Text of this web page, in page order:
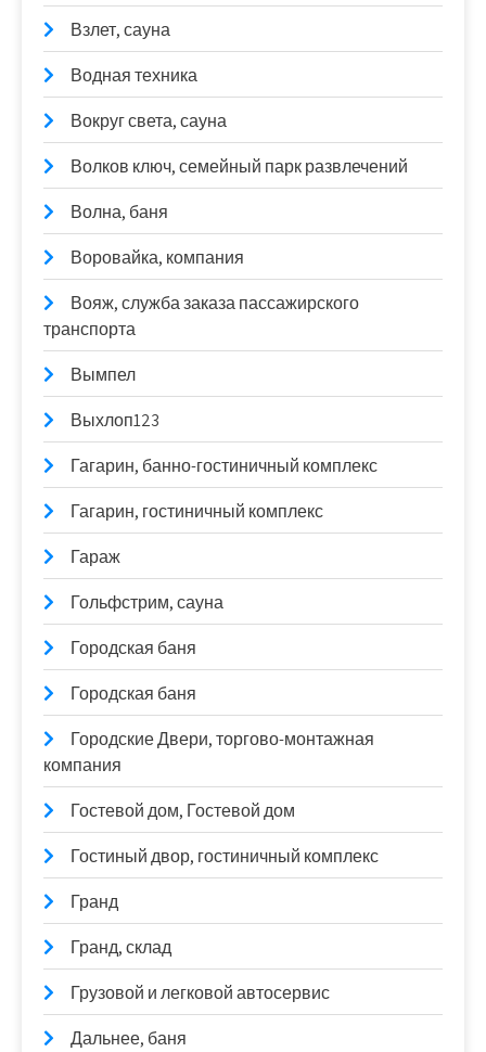
Взлет, сауна
Водная техника
Вокруг света, сауна
Волков ключ, семейный парк развлечений
Волна, баня
Воровайка, компания
Вояж, служба заказа пассажирского
транспорта
Вымпел
Выхлоп123
Гагарин, банно-гостиничный комплекс
Гагарин, гостиничный комплекс
Гараж
Гольфстрим, сауна
Городская баня
Городская баня
Городские Двери, торгово-монтажная
компания
Гостевой дом, Гостевой дом
Гостиный двор, гостиничный комплекс
Гранд
Гранд, склад
Грузовой и легковой автосервис
Дальнее, баня